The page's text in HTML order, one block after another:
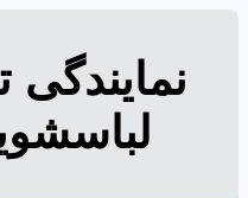
نمایندگی